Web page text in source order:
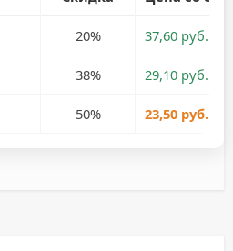
20% 37,60 руб.
38% 29,10 руб.
50% 23,50 руб.